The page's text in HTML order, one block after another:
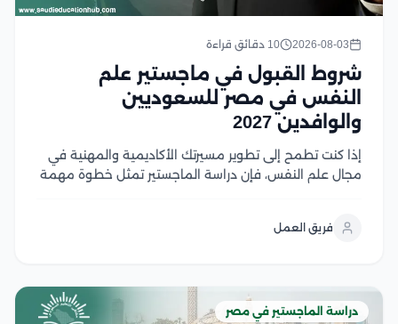
2026-08-03 10 دقائق قراءة
شروط القبول في ماجستير علم
النفس في مصر للسعوديين
والوافدين 2027
إذا كنت تطمح إلى تطوير مسيرتك الأكاديمية والمهنية في
مجال علم النفس، فإن دراسة الماجستير تمثل خطوة مهمة
استعدادك الكامل، وفي هذا المقال نستعرض...
فريق العمل
دراسة الماجستير في مصر